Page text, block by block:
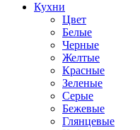
Кухни
Цвет
Белые
Черные
Желтые
Красные
Зеленые
Серые
Бежевые
Глянцевые